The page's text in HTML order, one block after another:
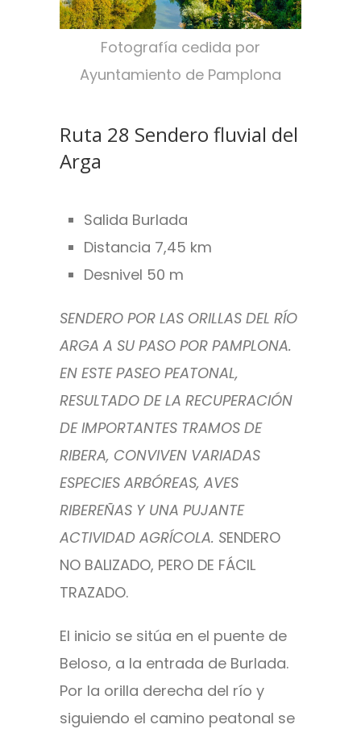
Fotografía cedida por
Ayuntamiento de Pamplona
Ruta 28 Sendero fluvial del
Arga
Salida Burlada
Distancia 7,45 km
Desnivel 50 m
SENDERO POR LAS ORILLAS DEL RÍO
ARGA A SU PASO POR PAMPLONA.
EN ESTE PASEO PEATONAL,
RESULTADO DE LA RECUPERACIÓN
DE IMPORTANTES TRAMOS DE
RIBERA, CONVIVEN VARIADAS
ESPECIES ARBÓREAS, AVES
RIBEREÑAS Y UNA PUJANTE
ACTIVIDAD AGRÍCOLA. SENDERO
NO BALIZADO, PERO DE FÁCIL
TRAZADO.
El inicio se sitúa en el puente de
Beloso, a la entrada de Burlada.
Por la orilla derecha del río y
siguiendo el camino peatonal se